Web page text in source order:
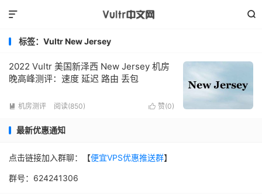


标签：Vultr New Jersey
2022 Vultr 美国新泽西 New Jersey 机房
晚高峰测评：速度 延迟 路由 丢包
 机房测评 阅读(850)  赞(0)
最新优惠通知
点击链接加入群聊：【便宜VPS优惠推送群】
群号：624241306